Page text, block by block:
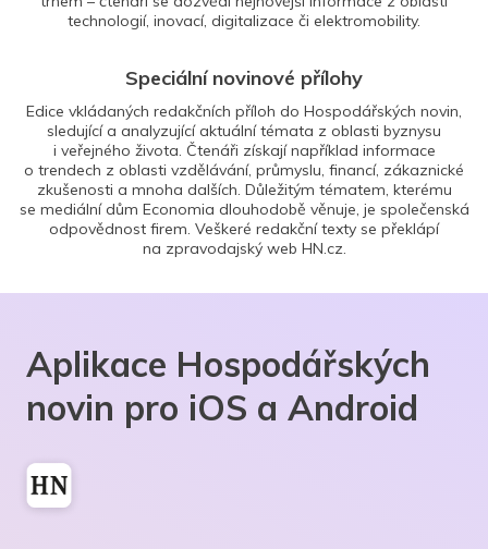
technologií, inovací, digitalizace či elektromobility.
Speciální novinové přílohy
Edice vkládaných redakčních příloh do Hospodářských novin,
sledující a analyzující aktuální témata z oblasti byznysu
i veřejného života. Čtenáři získají například informace
o trendech z oblasti vzdělávání, průmyslu, financí, zákaznické
zkušenosti a mnoha dalších. Důležitým tématem, kterému
se mediální dům Economia dlouhodobě věnuje, je společenská
odpovědnost firem. Veškeré redakční texty se překlápí
na zpravodajský web HN.cz.
Aplikace Hospodářských
novin pro iOS a Android